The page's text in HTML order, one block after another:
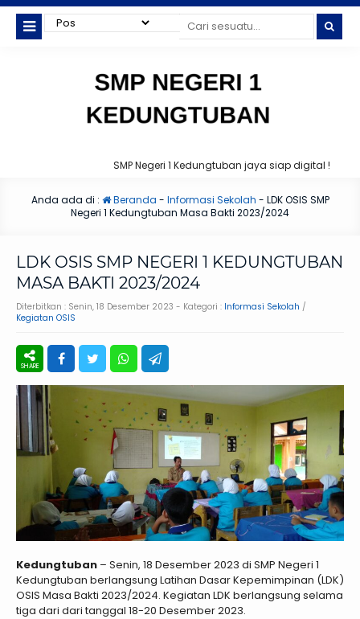
SMP Negeri 1 Kedungtuban jaya siap digital !
Anda ada di : Beranda - Informasi Sekolah - LDK OSIS SMP
Negeri 1 Kedungtuban Masa Bakti 2023/2024
LDK OSIS SMP NEGERI 1 KEDUNGTUBAN
MASA BAKTI 2023/2024
Diterbitkan : Senin, 18 Desember 2023 - Kategori : Informasi Sekolah /
Kegiatan OSIS
Kedungtuban – Senin, 18 Desember 2023 di SMP Negeri 1
Kedungtuban berlangsung Latihan Dasar Kepemimpinan (LDK)
OSIS Masa Bakti 2023/2024. Kegiatan LDK berlangsung selama
tiga dari dari tanggal 18-20 Desember 2023.